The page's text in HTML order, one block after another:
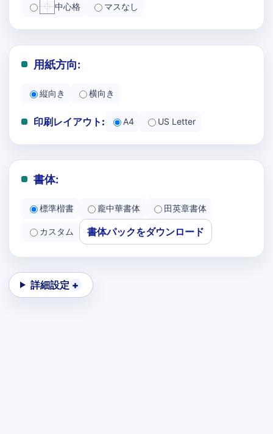
中心格 マスなし
用紙方向:
縦向き 横向き
印刷レイアウト: A4 US Letter
書体:
標準楷書 龐中華書体 田英章書体
カスタム 書体パックをダウンロード
詳細設定